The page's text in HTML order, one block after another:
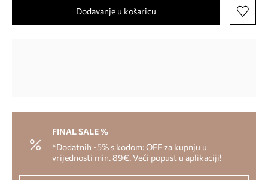
Dodavanje u košaricu
FINAL SALE %
*Dodatnih -5% s kodom: OFF za kupnju u
vrijednosti min. 89€. Veći popust u aplikaciji!